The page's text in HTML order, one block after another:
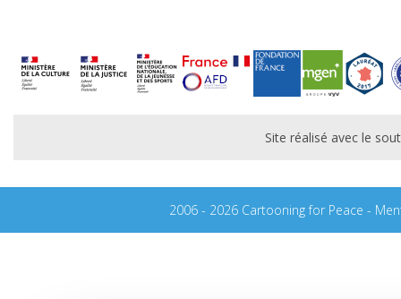
Site réalisé avec le
2006 - 2026 Cartooning for Peace -